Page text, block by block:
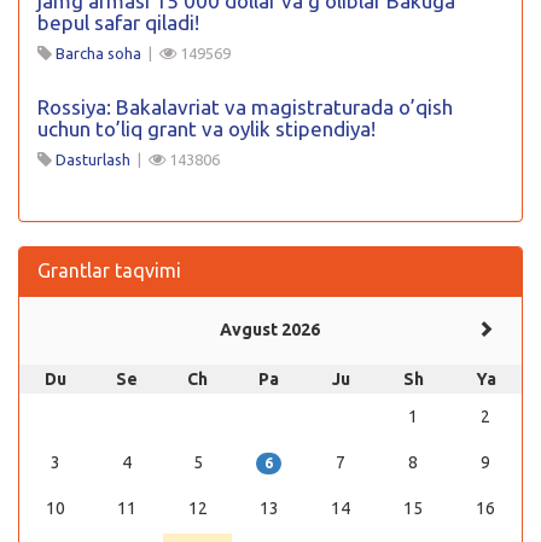
bepul safar qiladi!
Barcha soha | 149569
Rossiya: Bakalavriat va magistraturada o’qish
uchun to’liq grant va oylik stipendiya!
Dasturlash | 143806
Grantlar taqvimi
Avgust 2026
Du Se Ch Pa Ju Sh
Ya
1
2
3 4 5 6 7 8 9
10 11 12 13 14 15 16